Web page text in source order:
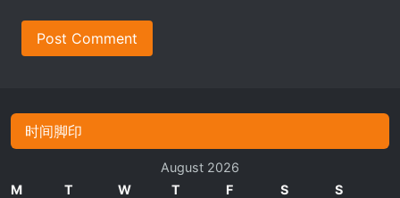
Post Comment
时间脚印
August 2026
M
T W T F S S